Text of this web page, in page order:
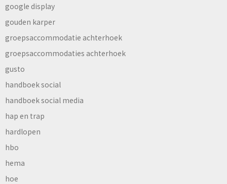
google display
gouden karper
groepsaccommodatie achterhoek
groepsaccommodaties achterhoek
gusto
handboek social
handboek social media
hap en trap
hardlopen
hbo
hema
hoe